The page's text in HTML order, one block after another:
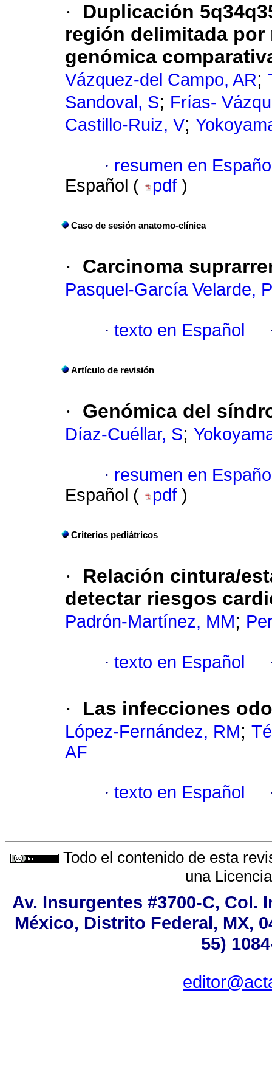
·
Duplicación
región delimitada
genómica
Vázquez-del Campo, AR;
Sandoval, S; Frías-
Castillo-Ruiz, V;
· resumen en
Español (
pdf )
Caso de sesión anatomo-clínica
· Carcinoma
Pasquel-García Velarde, P
· texto en Español
Artículo de revisión
· Genómica del
Díaz-Cuéllar, S;
· resumen en
Español (
pdf )
Criterios pediátricos
·
Relación cintura/
detectar riesgos
Padrón-Martínez, MM;
· texto en Español
· Las infecciones
López-Fernández, RM;
AF
· texto en Español
Todo el contenido de esta
una
Av. Insurgentes #3700-C, Col.
México, Distrito Federal, MX,
55)